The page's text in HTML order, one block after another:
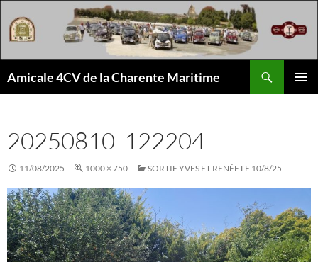
au
contenu
Amicale 4CV de la Charente Maritime
20250810_122204
11/08/2025 1000 × 750 SORTIE YVES ET RENÉE LE 10/8/25